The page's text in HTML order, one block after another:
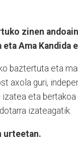
zinen
Ama Kandida
baztertuta eta
axola guri,
eta
izateagatik.
urteetan.